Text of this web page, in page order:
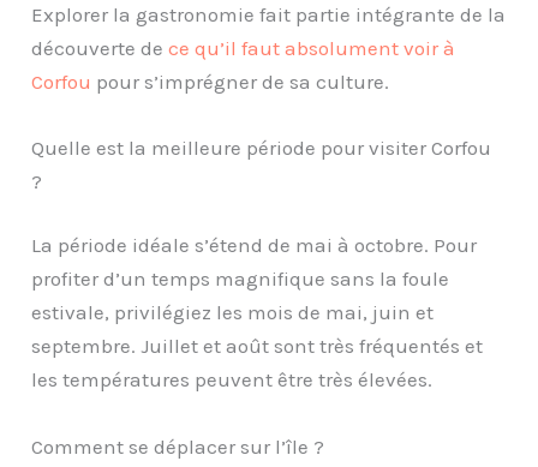
Explorer la gastronomie fait partie intégrante de la
découverte dece qu’il faut absolument voir à
Corfou pour s’imprégner de sa culture.
Quelle est la meilleure période pour visiter Corfou
?
La période idéale s’étend de mai à octobre. Pour
profiter d’un temps magnifique sans la foule
estivale, privilégiez les mois de mai, juin et
septembre. Juillet et août sont très fréquentés et
les températures peuvent être très élevées.
Comment se déplacer sur l’île ?